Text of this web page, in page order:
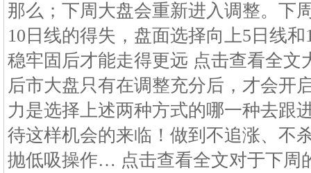
那么；下周大盘会重新进入调整。下
10日线的得失，盘面选择向上5日线
稳牢固后才能走得更远 点击查看全文
后市大盘只有在调整充分后，才会开
力是选择上述两种方式的哪一种去跟
待这样机会的来临！做到不追涨、不
抛低吸操作… 点击查看全文对于下周